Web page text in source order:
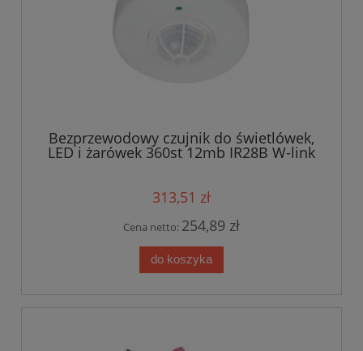
Bezprzewodowy czujnik do świetlówek,
LED i żarówek 360st 12mb IR28B W-link
313,51 zł
Cena netto: 254,89 zł
do koszyka